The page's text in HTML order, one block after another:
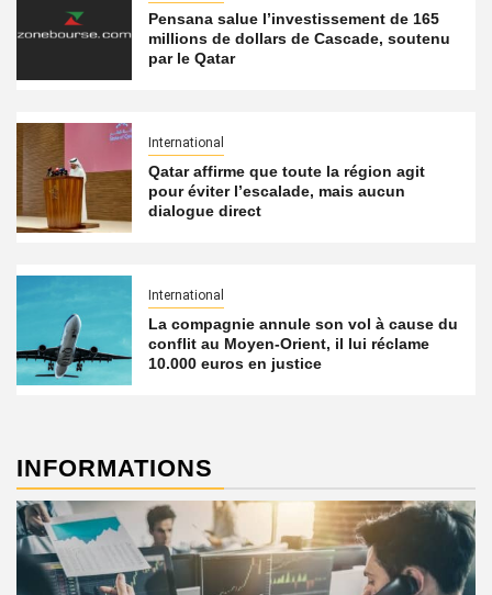
Pensana salue l’investissement de 165
millions de dollars de Cascade, soutenu
par le Qatar
International
Qatar affirme que toute la région agit
pour éviter l’escalade, mais aucun
dialogue direct
International
La compagnie annule son vol à cause du
conflit au Moyen-Orient, il lui réclame
10.000 euros en justice
INFORMATIONS